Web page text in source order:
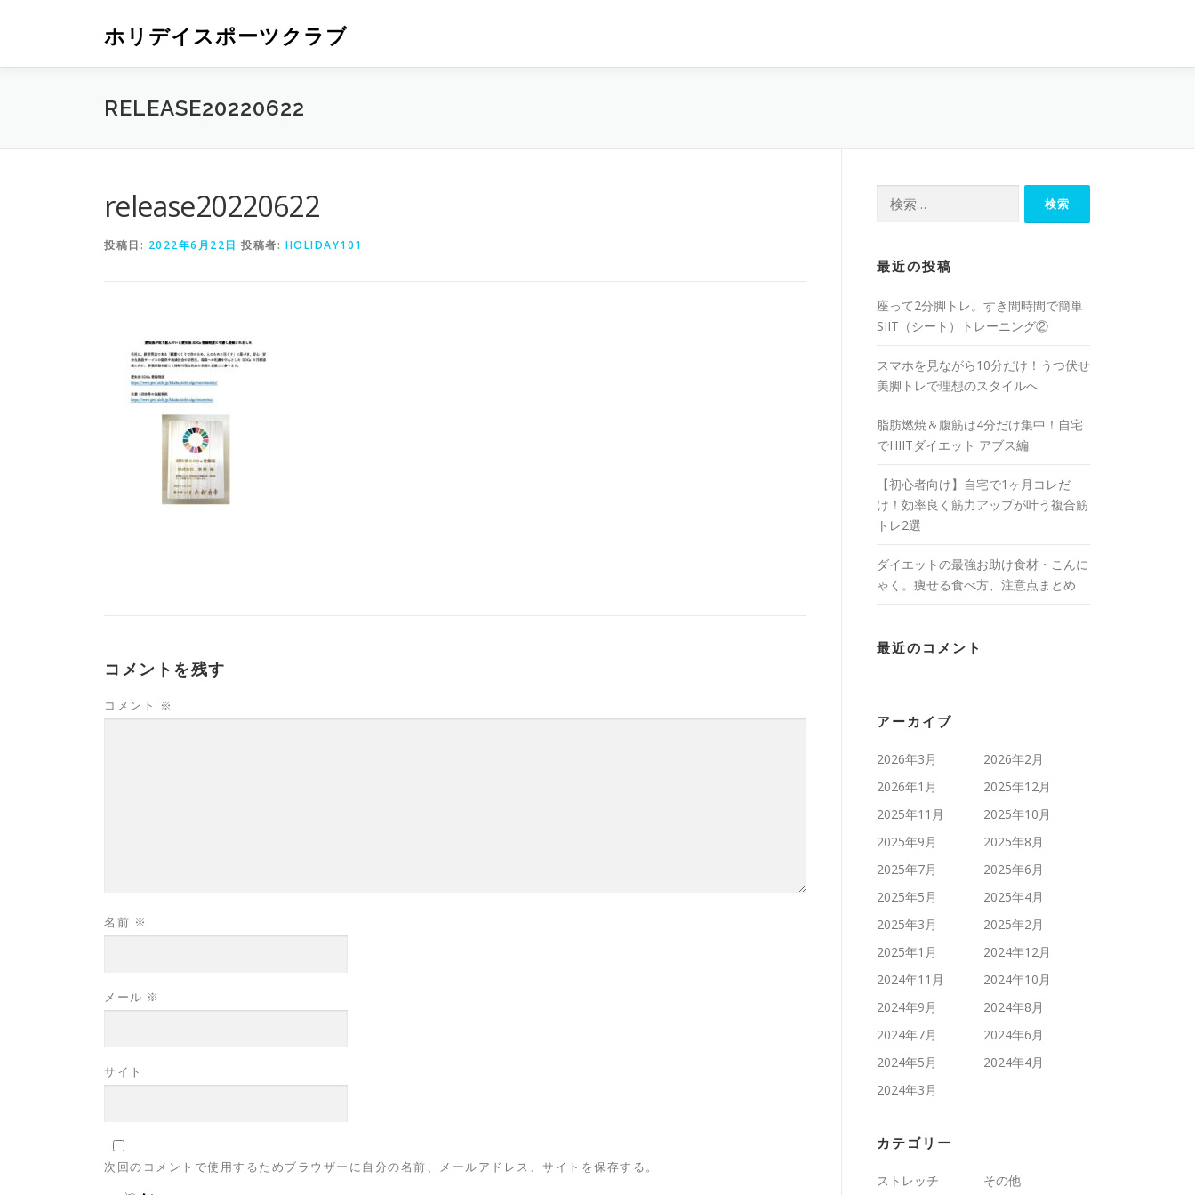
ホリデイスポーツクラブ
RELEASE20220622
release20220622
投稿日: 2022年6月22日 投稿者: HOLIDAY101
コメントを残す
コメント ※
名前 ※
メール ※
サイト
次回のコメントで使用するためブラウザーに自分の名前、メールアドレス、サイトを保存する。
最近の投稿
座って2分脚トレ。すき間時間で簡単
SIIT（シート）トレーニング②
スマホを見ながら10分だけ！うつ伏せ
美脚トレで理想のスタイルへ
脂肪燃焼＆腹筋は4分だけ集中！自宅
でHIITダイエット アブス編
【初心者向け】自宅で1ヶ月コレだ
け！効率良く筋力アップが叶う複合筋
トレ2選
ダイエットの最強お助け食材・こんに
ゃく。痩せる食べ方、注意点まとめ
最近のコメント
アーカイブ
2026年3月
2026年2月
2026年1月
2025年12月
2025年11月
2025年10月
2025年9月
2025年8月
2025年7月
2025年6月
2025年5月
2025年4月
2025年3月
2025年2月
2025年1月
2024年12月
2024年11月
2024年10月
2024年9月
2024年8月
2024年7月
2024年6月
2024年5月
2024年4月
2024年3月
カテゴリー
ストレッチ その他